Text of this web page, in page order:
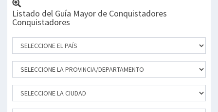
Listado del Guía Mayor de Conquistadores
Conquistadores